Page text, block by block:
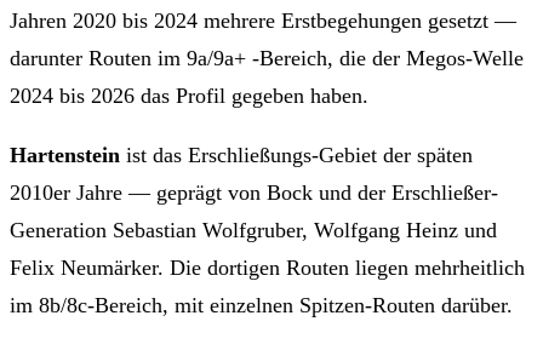
Jahren 2020 bis 2024 mehrere Erstbegehungen gesetzt —
darunter Routen im 9a/9a+ -Bereich, die der Megos-Welle
2024 bis 2026 das Profil gegeben haben.
Hartenstein ist das Erschließungs-Gebiet der späten
2010er Jahre — geprägt von Bock und der Erschließer-
Generation Sebastian Wolfgruber, Wolfgang Heinz und
Felix Neumärker. Die dortigen Routen liegen mehrheitlich
im 8b/8c-Bereich, mit einzelnen Spitzen-Routen darüber.